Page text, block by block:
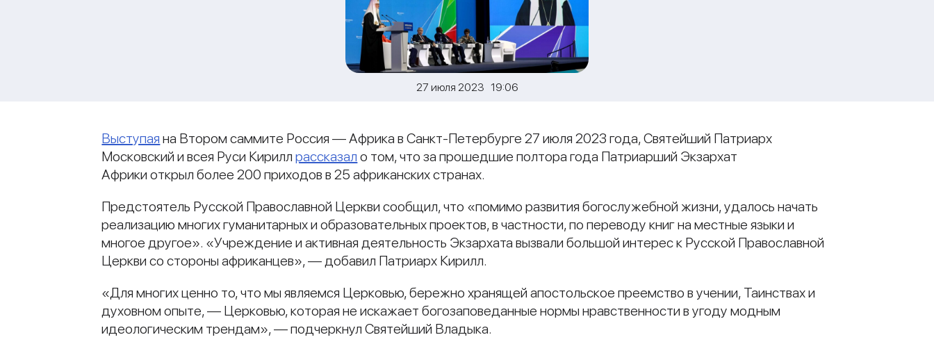
27 июля 2023 19:06
Выступая на Втором саммите Россия — Африка в Санкт-Петербурге 27 июля 2023 года, Святейший Патриарх
Московский и всея Руси Кириллрассказал о том, что за прошедшие полтора года Патриарший Экзархат
Африки открыл более 200 приходов в 25 африканских странах.
Предстоятель Русской Православной Церкви сообщил, что «помимо развития богослужебной жизни, удалось начать
реализацию многих гуманитарных и образовательных проектов, в частности, по переводу книг на местные языки и
многое другое». «Учреждение и активная деятельность Экзархата вызвали большой интерес к Русской Православной
Церкви со стороны африканцев», — добавил Патриарх Кирилл.
«Для многих ценно то, что мы являемся Церковью, бережно хранящей апостольское преемство в учении, Таинствах и
духовном опыте, — Церковью, которая не искажает богозаповеданные нормы нравственности в угоду модным
идеологическим трендам», — подчеркнул Святейший Владыка.